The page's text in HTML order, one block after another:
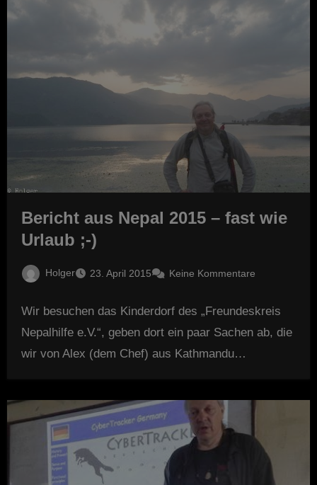
Bericht aus Nepal 2015 – fast wie
Urlaub ;-)
Holger 23. April 2015 Keine Kommentare
Wir besuchen das Kinderdorf des „Freundeskreis
Nepalhilfe e.V.“, geben dort ein paar Sachen ab, die
wir von Alex (dem Chef) aus Kathmandu…